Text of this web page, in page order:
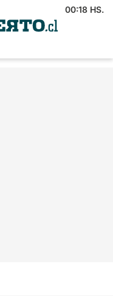
00:18 HS.